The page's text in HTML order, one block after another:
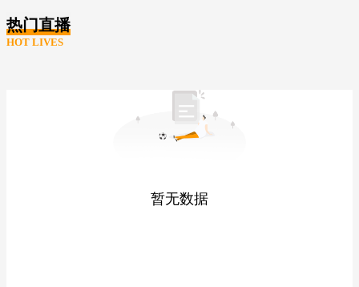
热门直播
HOT LIVES
暂无数据